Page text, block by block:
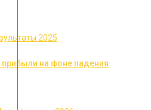
прибыли на фоне падения